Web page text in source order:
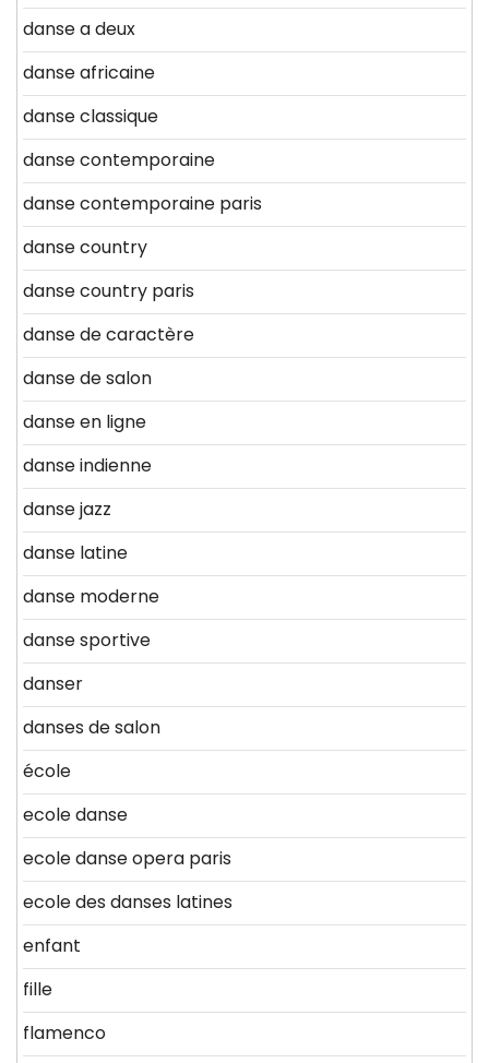
danse a deux
danse africaine
danse classique
danse contemporaine
danse contemporaine paris
danse country
danse country paris
danse de caractère
danse de salon
danse en ligne
danse indienne
danse jazz
danse latine
danse moderne
danse sportive
danser
danses de salon
école
ecole danse
ecole danse opera paris
ecole des danses latines
enfant
fille
flamenco